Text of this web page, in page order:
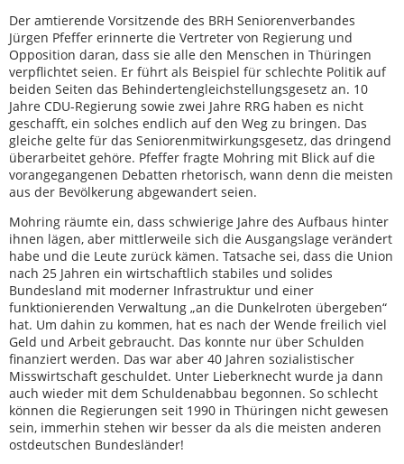
Der amtierende Vorsitzende des BRH Seniorenverbandes
Jürgen Pfeffer erinnerte die Vertreter von Regierung und
Opposition daran, dass sie alle den Menschen in Thüringen
verpflichtet seien. Er führt als Beispiel für schlechte Politik auf
beiden Seiten das Behindertengleichstellungsgesetz an. 10
Jahre CDU-Regierung sowie zwei Jahre RRG haben es nicht
geschafft, ein solches endlich auf den Weg zu bringen. Das
gleiche gelte für das Seniorenmitwirkungsgesetz, das dringend
überarbeitet gehöre. Pfeffer fragte Mohring mit Blick auf die
vorangegangenen Debatten rhetorisch, wann denn die meisten
aus der Bevölkerung abgewandert seien.
Mohring räumte ein, dass schwierige Jahre des Aufbaus hinter
ihnen lägen, aber mittlerweile sich die Ausgangslage verändert
habe und die Leute zurück kämen. Tatsache sei, dass die Union
nach 25 Jahren ein wirtschaftlich stabiles und solides
Bundesland mit moderner Infrastruktur und einer
funktionierenden Verwaltung „an die Dunkelroten übergeben“
hat. Um dahin zu kommen, hat es nach der Wende freilich viel
Geld und Arbeit gebraucht. Das konnte nur über Schulden
finanziert werden. Das war aber 40 Jahren sozialistischer
Misswirtschaft geschuldet. Unter Lieberknecht wurde ja dann
auch wieder mit dem Schuldenabbau begonnen. So schlecht
können die Regierungen seit 1990 in Thüringen nicht gewesen
sein, immerhin stehen wir besser da als die meisten anderen
ostdeutschen Bundesländer!